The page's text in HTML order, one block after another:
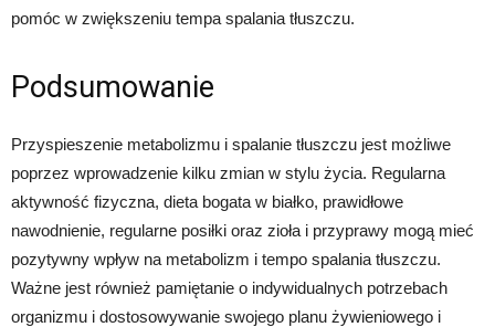
pomóc w zwiększeniu tempa spalania tłuszczu.
Podsumowanie
Przyspieszenie metabolizmu i spalanie tłuszczu jest możliwe
poprzez wprowadzenie kilku zmian w stylu życia. Regularna
aktywność fizyczna, dieta bogata w białko, prawidłowe
nawodnienie, regularne posiłki oraz zioła i przyprawy mogą mieć
pozytywny wpływ na metabolizm i tempo spalania tłuszczu.
Ważne jest również pamiętanie o indywidualnych potrzebach
organizmu i dostosowywanie swojego planu żywieniowego i